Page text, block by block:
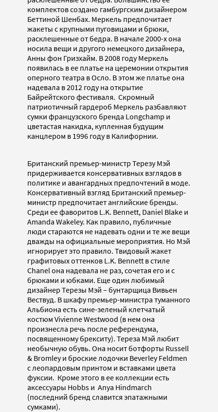
комплектов создано гамбургским дизайнером
Беттиной Шенбах. Меркель предпочитает
жакеты с крупными пуговицами и брюки,
расклешенные от бедра. В начале 2000-х она
носила вещи и другого немецкого дизайнера,
Анны фон Гризхайм. В 2008 году Меркель
появилась в ее платье на церемонии открытия
оперного театра в Осло. В этом же платье она
надевала в 2012 году на открытие
Байрейтского фестиваля. Скромный
патриотичный гардероб Меркель разбавляют
сумки французского бренда Longchamp и
цветастая накидка, купленная будущим
канцлером в 1996 году в Калифорнии.
Британский премьер-министр Терезу Мэй
придерживается консервативных взглядов в
политике и авангардных предпочтений в моде.
Консервативный взгляд Британский премьер-
министр предпочитает английские бренды.
Среди ее фаворитов L.K. Bennett, Daniel Blake и
Amanda Wakeley. Как правило, публичные
люди стараются не надевать одни и те же вещи
дважды на официальные мероприятия. Но Мэй
игнорирует это правило. Твидовый жакет
графитовых оттенков L.K. Bennett в стиле
Chanel она надевала не раз, сочетая его и с
брюками и юбками. Еще один любимый
дизайнер Терезы Мэй – бунтарщица Вивьен
Вествуд. В шкафу премьер-министра туманного
Альбиона есть сине-зеленый клетчатый
костюм Vivienne Westwood (в нем она
произнесла речь после референдума,
посвященному брекситу). Тереза Мэй любит
необычную обувь. Она носит ботфорты Russell
& Bromley и броские лодочки Beverley Feldmen
с леопардовым принтом и вставками цвета
фуксии. Кроме этого в ее коллекции есть
аксессуары Hobbs и Anya Hindmarch
(последний бренд славится эпатажными
сумками).